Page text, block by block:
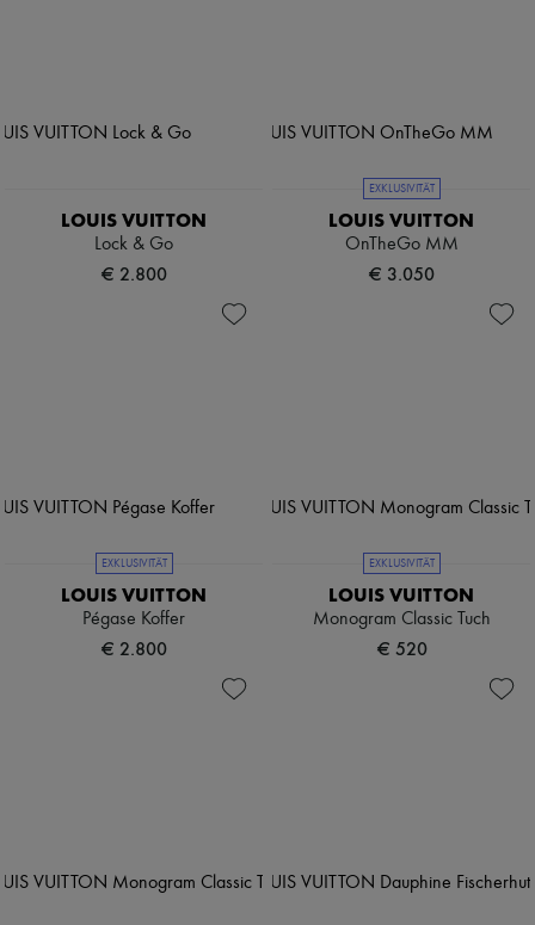
LOUIS VUITTON
Lock & Go
€ 2.800
EXKLUSIVITÄT
LOUIS VUITTON
OnTheGo MM
€ 3.050
EXKLUSIVITÄT
LOUIS VUITTON
Pégase Koffer
€ 2.800
EXKLUSIVITÄT
LOUIS VUITTON
Monogram Classic Tuch
€ 520